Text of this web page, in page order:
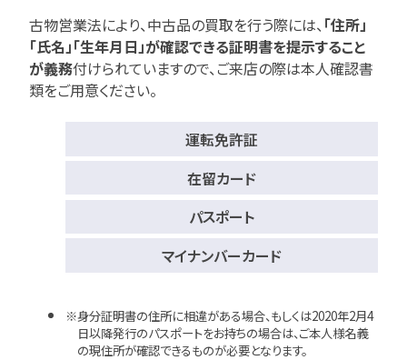
古物営業法により、中古品の買取を行う際には、 「住所」
「氏名」「生年月日」が確認できる証明書を提示すること
が義務付けられていますので、 ご来店の際は本人確認書
類をご用意ください。
運転免許証
在留カード
パスポート
マイナンバーカード
身分証明書の住所に相違がある場合、もしくは2020年2月4
日以降発行のパスポートをお持ちの場合は、ご本人様名義
の現住所が確認できるものが必要となります。